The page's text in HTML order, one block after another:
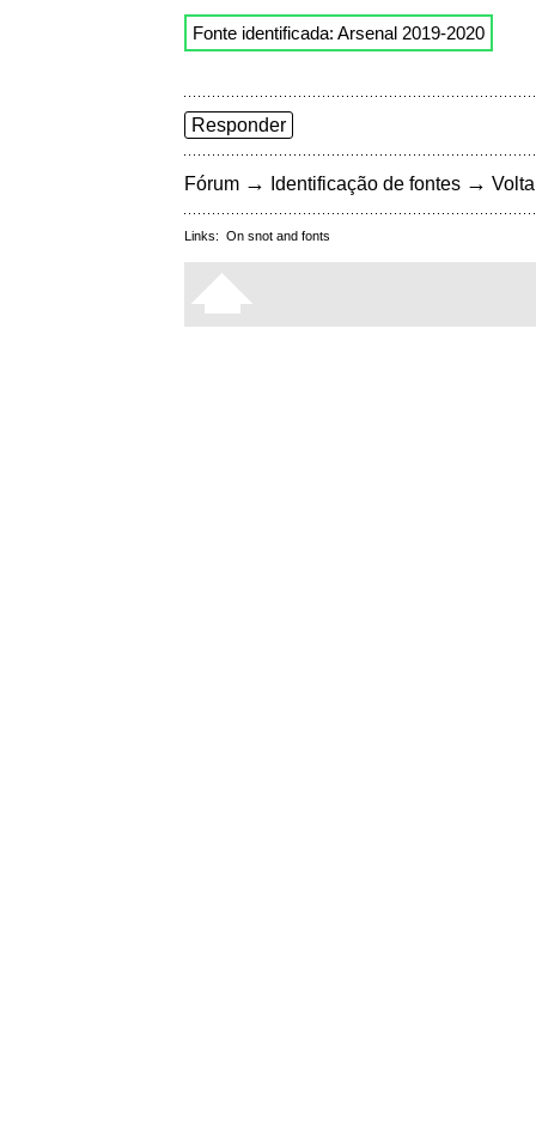
Fonte identificada: Arsenal 2019-2020
Responder
Fórum → Identificação de fontes →
Links: On snot and fonts